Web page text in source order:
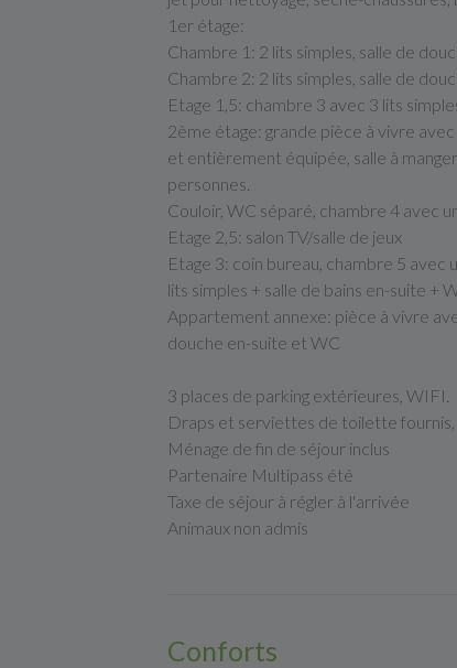
1er étage:
Chambre 1: 2 lits simples, salle de
Chambre 2: 2 lits simples, salle de
Etage 1,5: chambre 3 avec 3 lits
2ème étage: grande pièce à vivre
et entièrement équipée, salle à
personnes.
Couloir, WC séparé, chambre 4 avec
Etage 2,5: salon TV/salle de jeux
Etage 3: coin bureau, chambre 5 avec
lits simples + salle de bains en-suite +
Appartement annexe: pièce à vivre
douche en-suite et WC
3 places de parking extérieures, WIFI.
Draps et serviettes de toilette fournis,
Ménage de fin de séjour inclus
Partenaire Multipass été
Taxe de séjour à régler à l'arrivée
Animaux non admis
Conforts